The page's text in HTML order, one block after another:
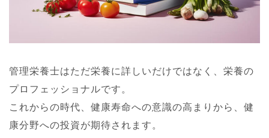
管理栄養士はただ栄養に詳しいだけではなく、栄養の
プロフェッショナルです。
これからの時代、健康寿命への意識の高まりから、健
康分野への投資が期待されます。